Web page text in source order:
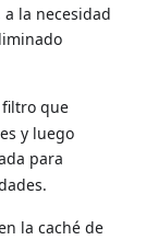
la necesidad
que
y luego
para
la caché de